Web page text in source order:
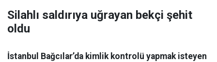
Silahlı saldırıya uğrayan bekçi şehit
oldu
İstanbul Bağcılar’da kimlik kontrolü yapmak isteyen